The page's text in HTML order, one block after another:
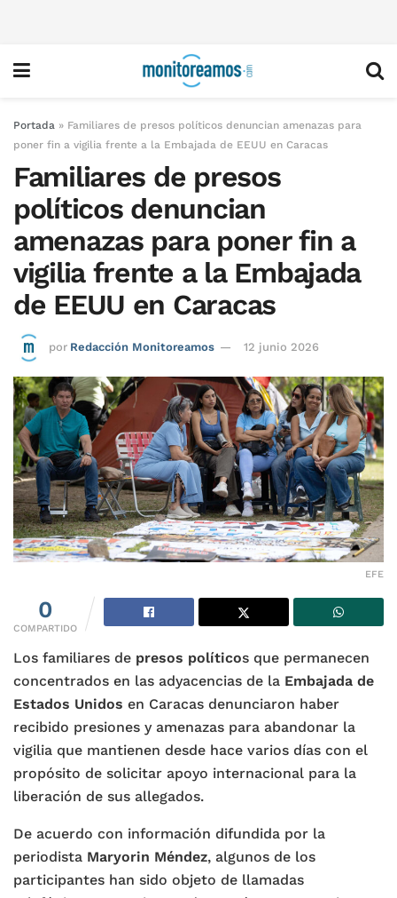
Portada » Familiares de presos políticos denuncian amenazas para
poner fin a vigilia frente a la Embajada de EEUU en Caracas
Familiares de presos
políticos denuncian
amenazas para poner fin a
vigilia frente a la Embajada
de EEUU en Caracas
por Redacción Monitoreamos 12 junio 2026
EFE
0
COMPARTIDO
Los familiares de presos políticos que permanecen
concentrados en las adyacencias de la Embajada de
Estados Unidos en Caracas denunciaron haber
recibido presiones y amenazas para abandonar la
vigilia que mantienen desde hace varios días con el
propósito de solicitar apoyo internacional para la
liberación de sus allegados.
De acuerdo con información difundida por la
periodista Maryorin Méndez, algunos de los
participantes han sido objeto de llamadas